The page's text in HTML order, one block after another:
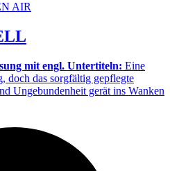
AIR
mit engl. Untertiteln: Eine
doch das sorgfältig gepflegte
Ungebundenheit gerät ins Wanken